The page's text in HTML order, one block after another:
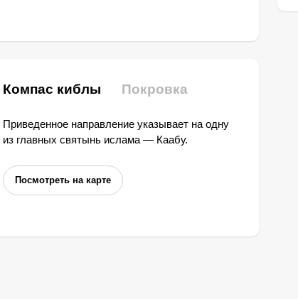
Компас киблы Покровка
Приведенное направление указывает на одну
из главных святынь ислама — Каабу.
Посмотреть на карте